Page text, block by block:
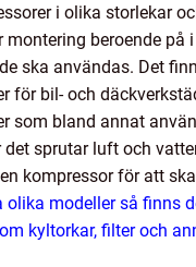
i olika storlekar
montering beroende på
ska användas. Det
för bil- och
som bland annat
det sprutar luft och
kompressor för att
olika modeller så finns
kyltorkar, filter och